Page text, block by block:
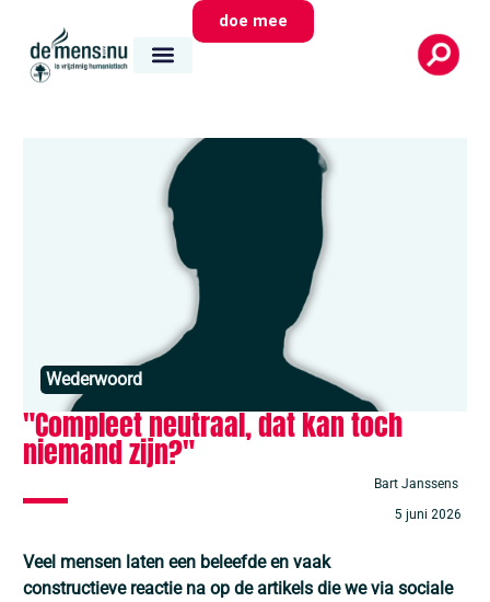
doe mee
Wederwoord
"Compleet neutraal, dat kan toch
niemand zijn?"
Bart Janssens
5 juni 2026
Veel mensen laten een beleefdeen vaak
constructieve reactie na op de artikels die we via sociale